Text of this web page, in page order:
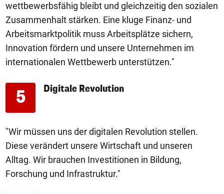
wettbewerbsfähig bleibt und gleichzeitig den sozialen
Zusammenhalt stärken. Eine kluge Finanz- und
Arbeitsmarktpolitik muss Arbeitsplätze sichern,
Innovation fördern und unsere Unternehmen im
internationalen Wettbewerb unterstützen."
5 Digitale Revolution
"Wir müssen uns der digitalen Revolution stellen.
Diese verändert unsere Wirtschaft und unseren
Alltag. Wir brauchen Investitionen in Bildung,
Forschung und Infrastruktur."